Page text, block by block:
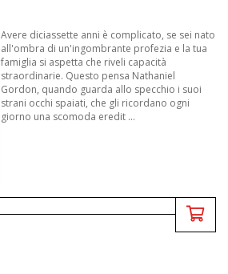
Avere diciassette anni è complicato, se sei nato
all'ombra di un'ingombrante profezia e la tua
famiglia si aspetta che riveli capacità
straordinarie. Questo pensa Nathaniel
Gordon, quando guarda allo specchio i suoi
strani occhi spaiati, che gli ricordano ogni
giorno una scomoda eredit ...